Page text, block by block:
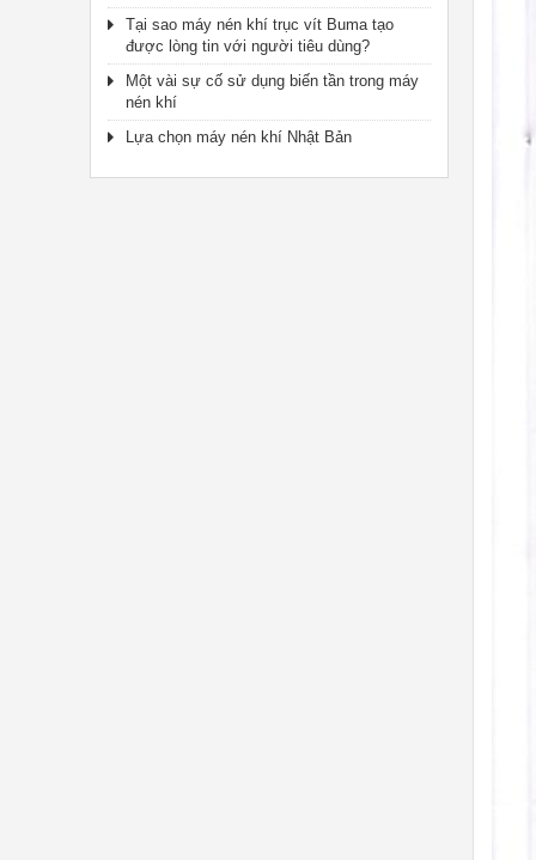
Tại sao máy nén khí trục vít Buma tạo
được lòng tin với người tiêu dùng?
Một vài sự cố sử dụng biến tần trong máy
nén khí
Lựa chọn máy nén khí Nhật Bản